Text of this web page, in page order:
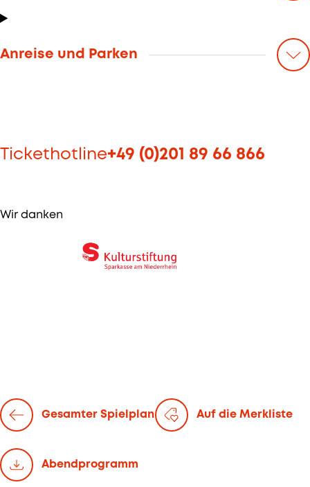
Anreise und Parken
Gesamter Spielplan Auf die Merkliste
Abend­programm
Tickethotline+49 (0)201 89 66 866
Wir danken